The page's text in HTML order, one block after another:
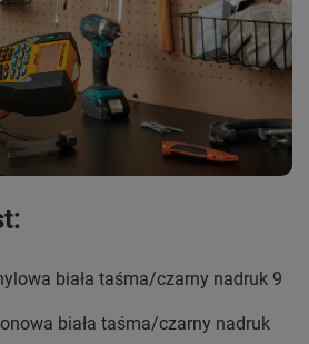
biała taśma/czarny nadruk 9
biała taśma/czarny nadruk